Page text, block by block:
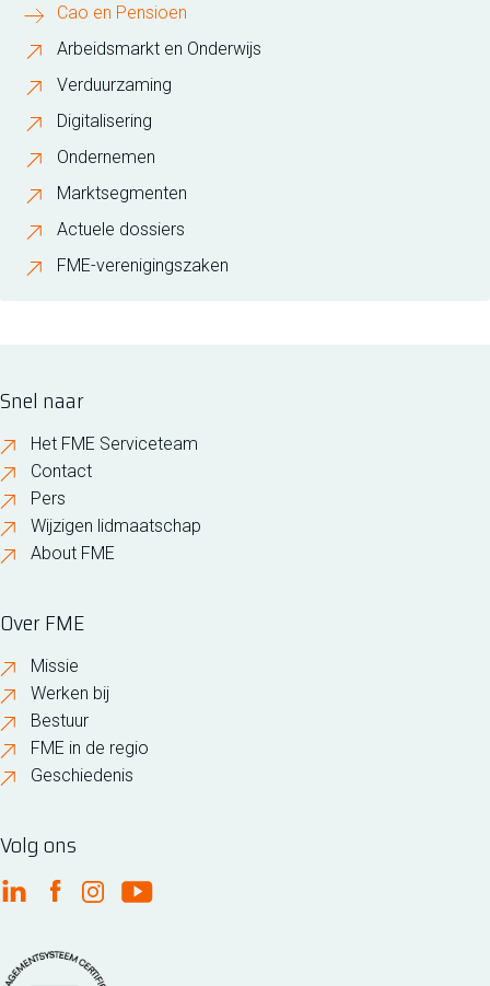
Cao en Pensioen
Arbeidsmarkt en Onderwijs
Verduurzaming
Digitalisering
Ondernemen
Marktsegmenten
Actuele dossiers
FME-verenigingszaken
Snel naar
Het FME Serviceteam
Contact
Pers
Wijzigen lidmaatschap
About FME
Over FME
Missie
Werken bij
Bestuur
FME in de regio
Geschiedenis
Volg ons
FME Linkedin
FME Facebook
FME Instagram
FME Youtube